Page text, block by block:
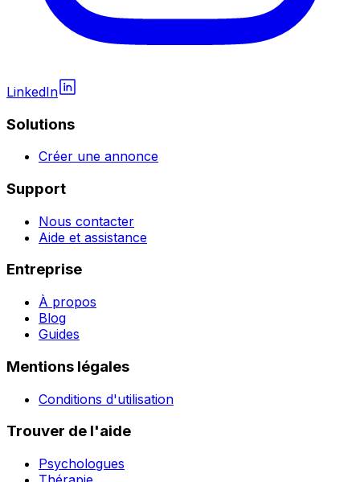
LinkedIn
Solutions
Créer une annonce
Support
Nous contacter
Aide et assistance
Entreprise
À propos
Blog
Guides
Mentions légales
Conditions d'utilisation
Trouver de l'aide
Psychologues